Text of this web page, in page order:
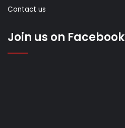
Contact us
Join us on Facebook